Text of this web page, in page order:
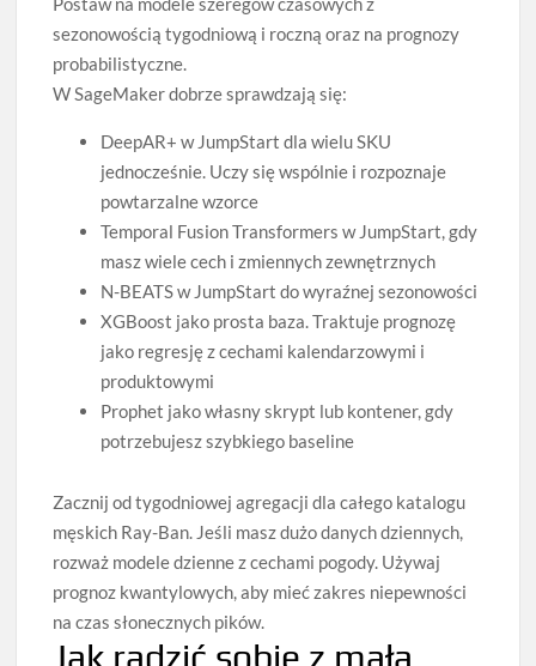
sezonowością tygodniową i roczną oraz na prognozy
probabilistyczne.
W SageMaker dobrze sprawdzają się:
DeepAR+ w JumpStart dla wielu SKU
jednocześnie. Uczy się wspólnie i rozpoznaje
powtarzalne wzorce
Temporal Fusion Transformers w JumpStart, gdy
masz wiele cech i zmiennych zewnętrznych
N-BEATS w JumpStart do wyraźnej sezonowości
XGBoost jako prosta baza. Traktuje prognozę
jako regresję z cechami kalendarzowymi i
produktowymi
Prophet jako własny skrypt lub kontener, gdy
potrzebujesz szybkiego baseline
Zacznij od tygodniowej agregacji dla całego katalogu
męskich Ray-Ban. Jeśli masz dużo danych dziennych,
rozważ modele dzienne z cechami pogody. Używaj
prognoz kwantylowych, aby mieć zakres niepewności
na czas słonecznych pików.
Jak radzić sobie z małą